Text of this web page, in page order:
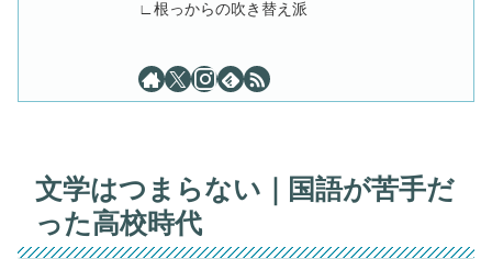
∟根っからの吹き替え派
文学はつまらない｜国語が苦手だ
った高校時代